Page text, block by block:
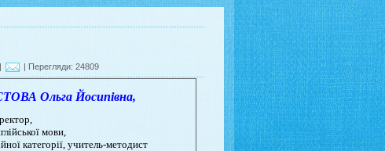
| | Перегляди: 24809
Ольга Йосипівна,
мови,
категорії, учитель-методист